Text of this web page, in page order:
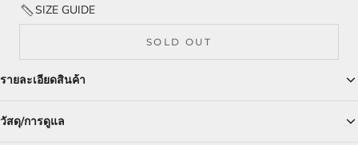
SIZE GUIDE
SOLD OUT
รายละเอียดสินค้า
วัสดุ/การดูแล